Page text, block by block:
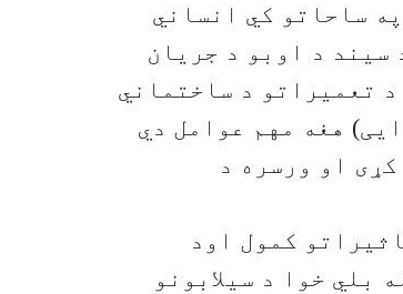
ساحاتو کي انساني
سیند د اوبو د جریان
تعمیراتو د ساختماني
هغه مهم عوامل دي
او ورسره د
کمول اود
بلي خوا د سیلابونو